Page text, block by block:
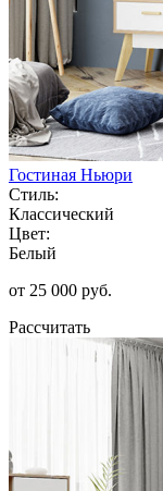
Гостиная Ньюри
Стиль:
Классический
Цвет:
Белый
от 25 000 руб.
Рассчитать